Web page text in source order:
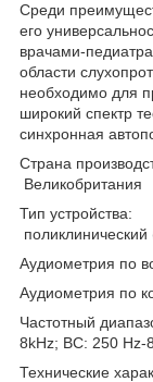
Среди
его
врачами-
области
необходимо для
широкий спектр
синхронная
Страна
Великобритания
Тип
поликлинический
Аудиометрия
Аудиометрия
8kHz; ВС: 250 Hz-
Технические